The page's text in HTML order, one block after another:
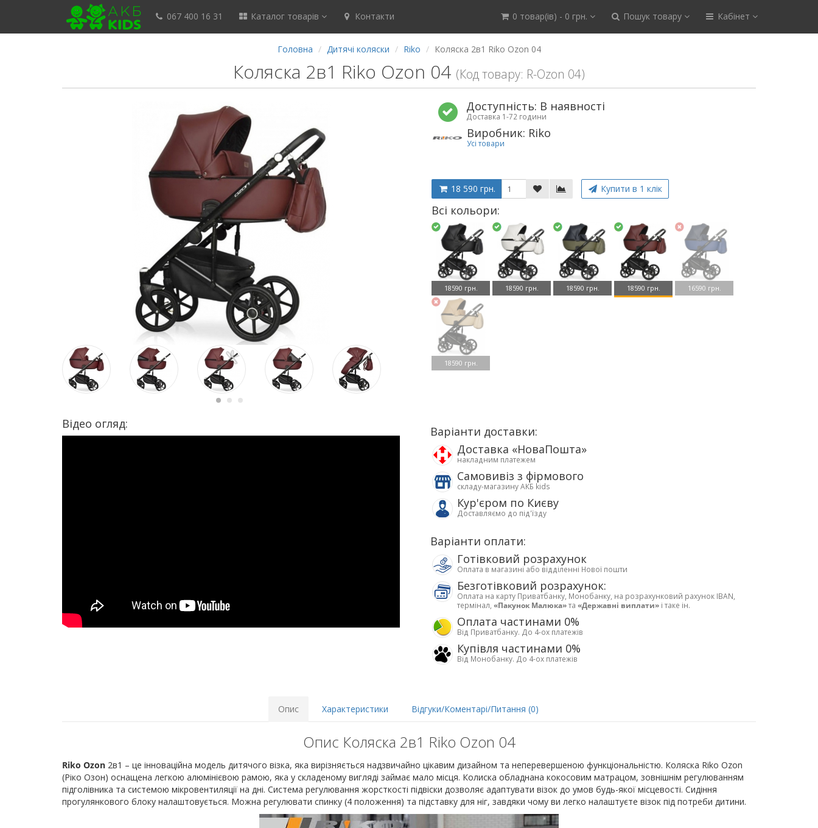
067 400 16 31 Каталог товарів Контакти 0 товар(ів) - 0 грн. Пошук товару Кабінет
Головна Дитячі коляски Riko Коляска 2в1 Riko Ozon 04
Коляска 2в1 Riko Ozon 04 (Код товару: R-Ozon 04)
Відео огляд:
Доступність: В наявності
Доставка 1-72 години
Виробник: Riko
Усі товари
18 590 грн. Купити в 1 клік
Всі кольори:
18590 грн. 18590 грн. 18590 грн. 18590 грн. 16590 грн.
18590 грн.
Варіанти доставки:
Доставка «НоваПошта»
накладним платежем
Самовивіз з фірмового
складу-магазину АКБ kids
Кур'єром по Києву
Доставляємо до під'їзду
Варіанти оплати:
Готівковий розрахунок
Оплата в магазині або відділенні Нової пошти
Безготівковий розрахунок:
Оплата на карту Приватбанку, Монобанку, на розрахунковий рахунок IBAN,
термінал, «Пакунок Малюка»та «Державні виплати» і таке ін.
Оплата частинами 0%
Від Приватбанку. До 4-ох платежів
Купівля частинами 0%
Від Монобанку. До 4-ох платежів
Опис Характеристики Відгуки/Коментарі/Питання (0)
Опис Коляска 2в1 Riko Ozon 04
Riko Ozon 2в1 – це інноваційна модель дитячого візка, яка вирізняється надзвичайно цікавим дизайном та неперевершеною функціональністю. Коляска Riko Ozon
(Ріко Озон) оснащена легкою алюмінієвою рамою, яка у складеному вигляді займає мало місця. Колиска обладнана кокосовим матрацом, зовнішнім регулюванням
підголівника та системою мікровентиляції на дні. Система регулювання жорсткості підвіски дозволяє адаптувати візок до умов будь-якої місцевості. Сидіння
прогулянкового блоку налаштовується. Можна регулювати спинку (4 положення) та підставку для ніг, завдяки чому ви легко налаштуєте візок під потреби дитини.